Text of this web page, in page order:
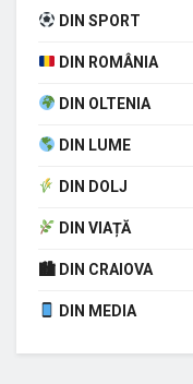
DIN SPORT
DIN ROMÂNIA
DIN OLTENIA
DIN LUME
DIN DOLJ
DIN VIAȚĂ
🏙 DIN CRAIOVA
DIN MEDIA